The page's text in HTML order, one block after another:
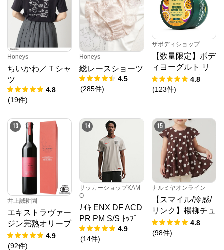
Honeys
ちいかわ／Ｔシャ
ツ
4.8
(19件)
Honeys
総レースショーツ
4.5
(285件)
ザボディショップ
【数量限定】ボデ
ィヨーグルト リ
フレッシング PF
4.8
(123件)
13
井上誠耕園
エキストラヴァー
ジン完熟オリーブ
オイル 450g4.9
(92件)
14
サッカーショップKAM
O
ﾅｲｷ ENX DF ACD
PR PM S/S ﾄｯﾌﾟ
4.9
(14件)
15
ナルミヤオンライン
【スマイル/冷感/
リンク】楊柳チュ
ニック
4.8
(98件)